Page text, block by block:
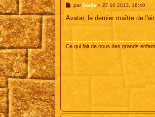
M
s
parDodie » 27 10 2013, 16:40
Avatar, le dernier maître de
Ce qui fait de nous des grands